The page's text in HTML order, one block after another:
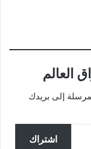
العالم
إلى بريدك
اشتراك